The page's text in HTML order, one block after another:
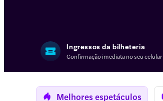
Ingressos da bilheteria
Confirmação imediata no seu celular
Melhores espetáculos